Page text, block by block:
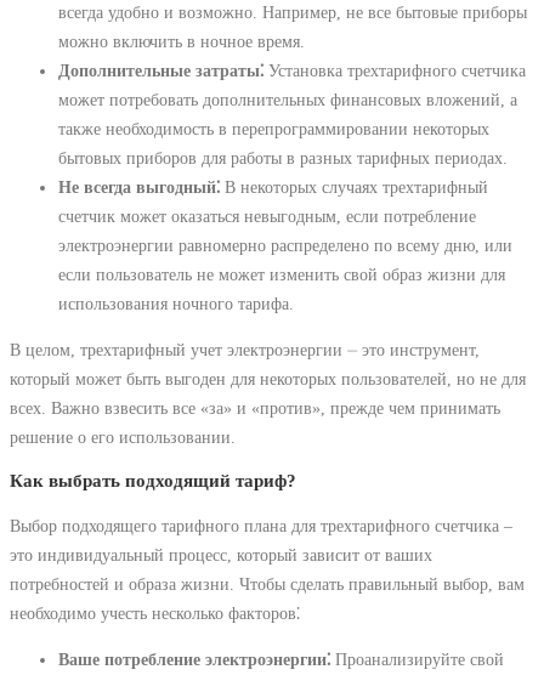
всегда удобно и возможно. Например, не все бытовые приборы
можно включить в ночное время.
Дополнительные затраты⁚ Установка трехтарифного счетчика
может потребовать дополнительных финансовых вложений, а
также необходимость в перепрограммировании некоторых
бытовых приборов для работы в разных тарифных периодах.
Не всегда выгодный⁚ В некоторых случаях трехтарифный
счетчик может оказаться невыгодным, если потребление
электроэнергии равномерно распределено по всему дню, или
если пользователь не может изменить свой образ жизни для
использования ночного тарифа.
В целом, трехтарифный учет электроэнергии ⏤ это инструмент,
который может быть выгоден для некоторых пользователей, но не для
всех. Важно взвесить все «за» и «против», прежде чем принимать
решение о его использовании.
Как выбрать подходящий тариф?
Выбор подходящего тарифного плана для трехтарифного счетчика –
это индивидуальный процесс, который зависит от ваших
потребностей и образа жизни. Чтобы сделать правильный выбор, вам
необходимо учесть несколько факторов⁚
Ваше потребление электроэнергии⁚ Проанализируйте свой